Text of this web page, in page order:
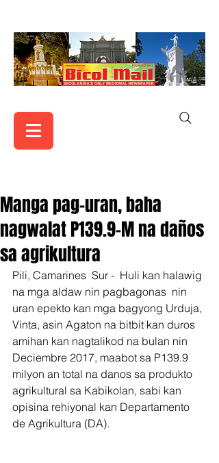
Manga pag-uran, baha
nagwalat P139.9-M na daños
sa agrikultura
Pili, Camarines  Sur -  Huli kan halawig
na mga aldaw nin pagbagonas  nin
uran epekto kan mga bagyong Urduja,
Vinta, asin Agaton na bitbit kan duros
amihan kan nagtalikod na bulan nin
Deciembre 2017, maabot sa P139.9
milyon an total na danos sa produkto
agrikultural sa Kabikolan, sabi kan
opisina rehiyonal kan Departamento
de Agrikultura (DA).